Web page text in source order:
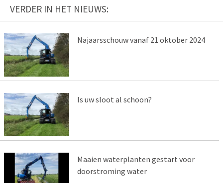
VERDER IN HET NIEUWS:
Najaarsschouw vanaf 21 oktober 2024
Is uw sloot al schoon?
Maaien waterplanten gestart voor
doorstroming water